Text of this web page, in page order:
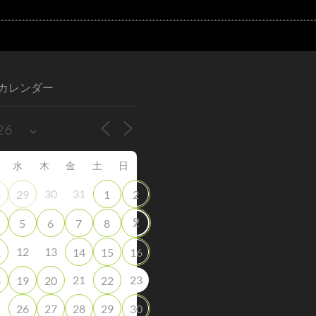
レンダー
水 木 金 土 日
29 30 31 1 2
5 6 7 8 9
12 13 14 15 16
19 20 21 22 23
26 27 28 29 30